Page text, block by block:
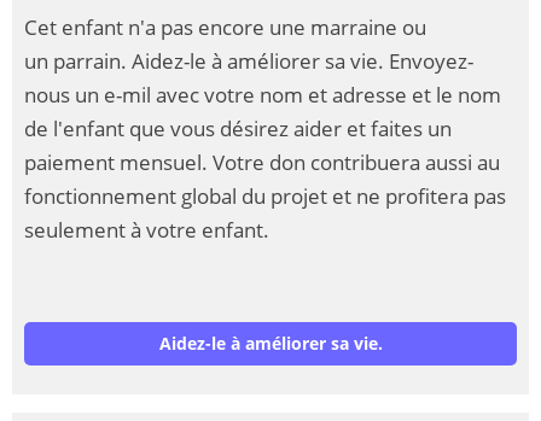
Cet enfant n'a pas encore une marraine ou
un parrain. Aidez-le à améliorer sa vie. Envoyez-
nous un e-mil avec votre nom et adresse et le nom
de l'enfant que vous désirez aider et faites un
paiement mensuel. Votre don contribuera aussi au
fonctionnement global du projet et ne profitera pas
seulement à votre enfant.
Aidez-le à améliorer sa vie.